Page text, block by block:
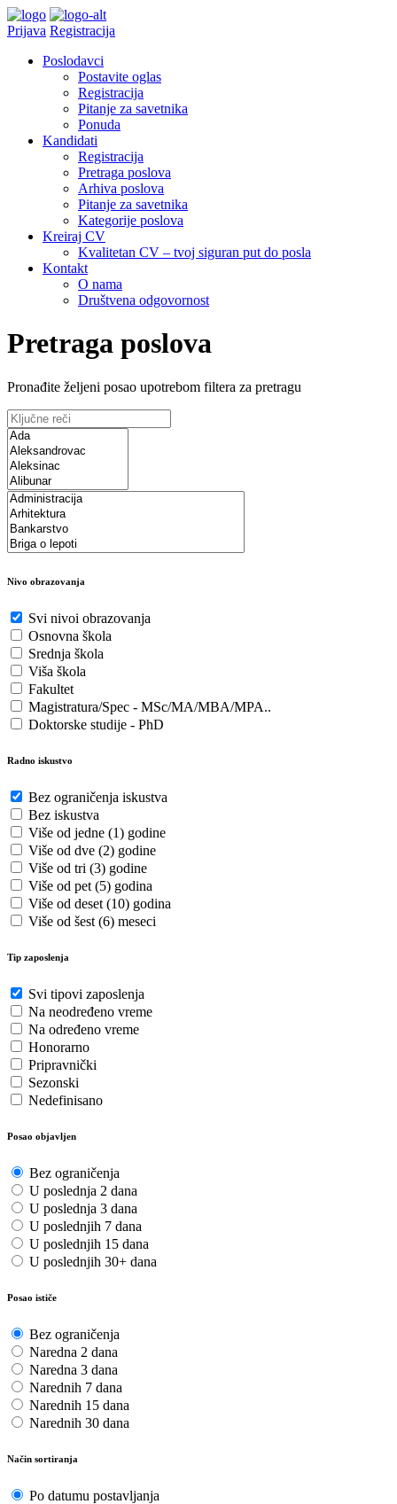
Prijava Registracija
Poslodavci
Postavite oglas
Registracija
Pitanje za savetnika
Ponuda
Kandidati
Registracija
Pretraga poslova
Arhiva poslova
Pitanje za savetnika
Kategorije poslova
Kreiraj CV
Kvalitetan CV – tvoj siguran put do posla
Kontakt
O nama
Društvena odgovornost
Pretraga poslova
Pronađite željeni posao upotrebom filtera za pretragu
Nivo obrazovanja
Svi nivoi obrazovanja
Osnovna škola
Srednja škola
Viša škola
Fakultet
Magistratura/Spec - MSc/MA/MBA/MPA..
Doktorske studije - PhD
Radno iskustvo
Bez ograničenja iskustva
Bez iskustva
Više od jedne (1) godine
Više od dve (2) godine
Više od tri (3) godine
Više od pet (5) godina
Više od deset (10) godina
Više od šest (6) meseci
Tip zaposlenja
Svi tipovi zaposlenja
Na neodređeno vreme
Na određeno vreme
Honorarno
Pripravnički
Sezonski
Nedefinisano
Posao objavljen
Bez ograničenja
U poslednja 2 dana
U poslednja 3 dana
U poslednjih 7 dana
U poslednjih 15 dana
U poslednjih 30+ dana
Posao ističe
Bez ograničenja
Naredna 2 dana
Naredna 3 dana
Narednih 7 dana
Narednih 15 dana
Narednih 30 dana
Način sortiranja
Po datumu postavljanja